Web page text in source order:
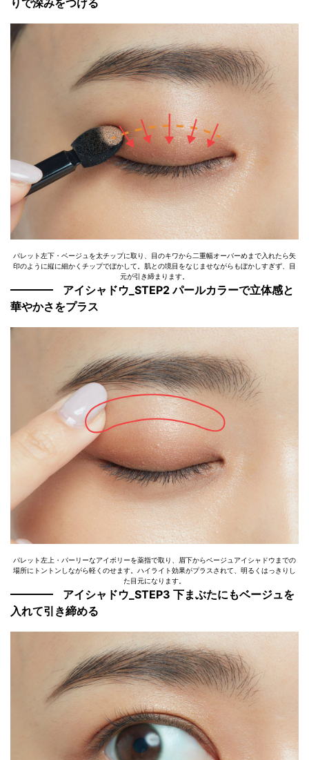
パレット左下・ベージュを太チップに取り、目のキワから二重幅オーバーめまで入れたら矢
印のように縦に細かくチップでぼかして。肌との境目をなじませながらもぼかしすぎず、目
元が引き締まります。
アイシャドウ_STEP2 パールカラーで立体感と
華やかさをプラス
パレット左上・パーリーなアイボリーを薬指で取り、眉下からベージュアイシャドウまでの
場所にトントンしながら軽くのせます。ハイライト効果がプラスされて、明るくはっきりし
た目元になります。
アイシャドウ_STEP3 下まぶたにもベージュを
入れて引き締める